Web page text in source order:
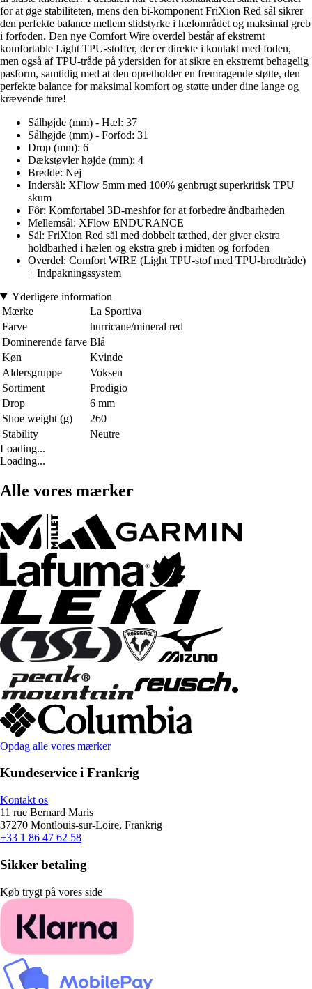
for at øge stabiliteten, mens den bi-komponent FriXion Red sål sikrer
den perfekte balance mellem slidstyrke i hælområdet og maksimal greb
i forfoden. Den nye Comfort Wire overdel består af ekstremt
komfortable Light TPU-stoffer, der er direkte i kontakt med foden,
men også af TPU-tråde på ydersiden for at sikre en ekstremt behagelig
pasform, samtidig med at den opretholder en fremragende støtte, den
perfekte balance for maksimal komfort og støtte under dine lange og
krævende ture!
Sålhøjde (mm) - Hæl: 37
Sålhøjde (mm) - Forfod: 31
Drop (mm): 6
Dækstøvler højde (mm): 4
Bredde: Nej
Indersål: XFlow 5mm med 100% genbrugt superkritisk TPU
skum
Fôr: Komfortabel 3D-meshfor for at forbedre åndbarheden
Mellemsål: XFlow ENDURANCE
Sål: FriXion Red sål med dobbelt tæthed, der giver ekstra
holdbarhed i hælen og ekstra greb i midten og forfoden
Overdel: Comfort WIRE (Light TPU-stof med TPU-brodtråde)
+ Indpakningssystem
Yderligere information
Mærke
La Sportiva
Farve
hurricane/mineral red
Dominerende farve Blå
Køn
Kvinde
Aldersgruppe
Voksen
Sortiment
Prodigio
Drop
6 mm
Shoe weight (g)
260
Stability
Neutre
Loading...
Loading...
Alle vores mærker
Opdag alle vores mærker
Kundeservice i Frankrig
Kontakt os
11 rue Bernard Maris
37270 Montlouis-sur-Loire, Frankrig
+33 1 86 47 62 58
Sikker betaling
Køb trygt på vores side